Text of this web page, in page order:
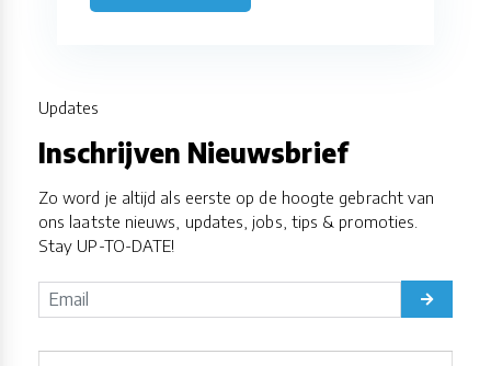
Updates
Inschrijven Nieuwsbrief
Zo word je altijd als eerste op de hoogte gebracht van
ons laatste nieuws, updates, jobs, tips & promoties.
Stay UP-TO-DATE!